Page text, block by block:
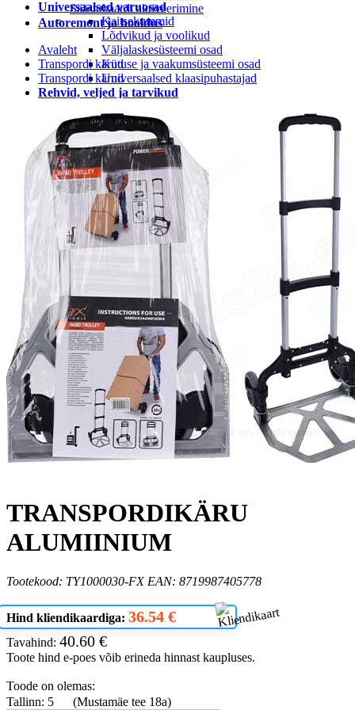
Universaalsed varuosad
Kaitsekummid
Lõdvikud ja voolikud
Väljalaskesüsteemi osad
Kütuse ja vaakumsüsteemi osad
Universaalsed klaasipuhastajad
Rehvid, veljed ja tarvikud
Rehvid
LEIUNURK
Leiunurk autotarvikud
Leiunurk jalgratta-ja spordikaubad
Leiunurk autokeemia ja õlid
Leiunurk matk ja vabaaeg
Leiunurk aia ja kodukaubad
Säästukaardi aktiveerimine
Autoremont ja hooldus
Avaleht
Transpordi kärud
Transpordi kärud
TRANSPORDIKÄRU
ALUMIINIUM
Tootekood: TY1000030-FX EAN: 8719987405778
Hind kliendikaardiga: 36.54 €
Tavahind: 40.60 €
Toote hind e-poes võib erineda hinnast kaupluses.
Toode on olemas:
Tallinn: 5
(Mustamäe tee 18a)